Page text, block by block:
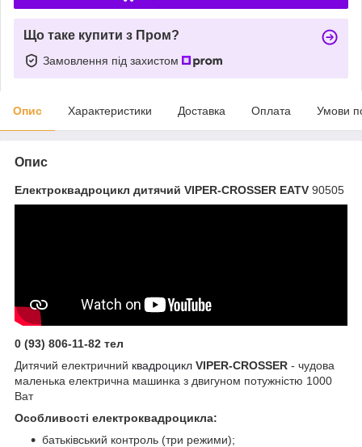
Що таке купити з Пром?
Замовлення під захистом
Опис Характеристики Доставка Оплата Умови
Опис
Електроквадроцикл дитячий VIPER-CROSSER EATV 90505
0 (93) 806-11-82 тел
Дитячий електричний квадроцикл VIPER-CROSSER - чудова
маленька електрична машинка з двигуном потужністю 1000
Ват
Особливості електроквадроцикла:
батьківський контроль (три режими);